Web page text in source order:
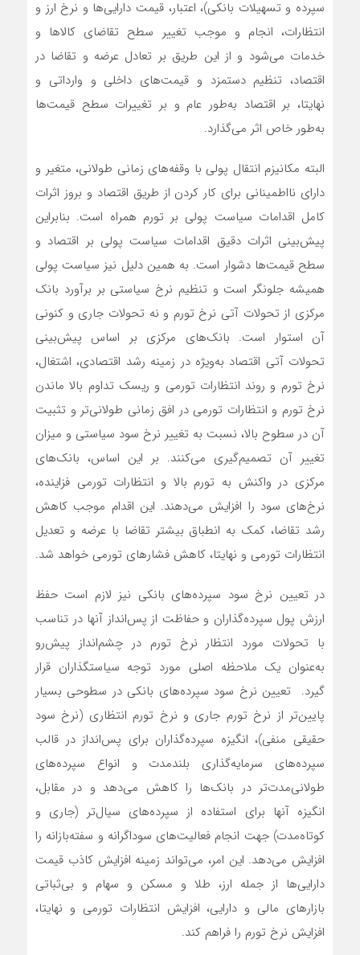
سپرده و تسهیلات بانکی)، اعتبار، قیمت دارایی‌ها و نرخ ارز و
انتظارات، انجام و موجب تغییر سطح تقاضای کالاها و
خدمات می‌شود و از این طریق بر تعادل عرضه و تقاضا در
اقتصاد، تنظیم دستمزد و قیمت‌های داخلی و وارداتی و
نهایتا، بر اقتصاد به‌طور عام و بر تغییرات سطح قیمت‌ها
به‌طور خاص اثر می‌گذارد.
البته مکانیزم انتقال پولی با وقفه‌های زمانی طولانی، متغیر و
دارای نااطمینانی برای کار کردن از طریق اقتصاد و بروز اثرات
کامل اقدامات سیاست پولی بر تورم همراه است. بنابراین
پیش‌بینی اثرات دقیق اقدامات سیاست پولی بر اقتصاد و
سطح قیمت‌ها دشوار است. به همین دلیل نیز سیاست پولی
همیشه جلونگر است و تنظیم نرخ سیاستی بر برآورد بانک
مرکزی از تحولات آتی نرخ تورم و نه تحولات جاری و کنونی
آن استوار است. بانک‌های مرکزی بر اساس پیش‌بینی
تحولات آتی اقتصاد به‌ویژه در زمینه رشد اقتصادی، اشتغال،
نرخ تورم و روند انتظارات تورمی و ریسک تداوم بالا ماندن
نرخ تورم و انتظارات تورمی در افق زمانی طولانی‌تر و تثبیت
آن در سطوح بالا، نسبت به تغییر نرخ سود سیاستی و میزان
تغییر آن تصمیم‌گیری می‌کنند. بر این اساس، بانک‌های
مرکزی در واکنش به تورم بالا و انتظارات تورمی فزاینده،
نرخ‌های سود را افزایش می‌دهند. این اقدام موجب کاهش
رشد تقاضا، کمک به انطباق بیشتر تقاضا با عرضه و تعدیل
انتظارات تورمی و نهایتا، کاهش فشارهای تورمی خواهد شد.
در تعیین نرخ سود سپرده‌های بانکی نیز لازم است حفظ
ارزش پول سپرده‌گذاران و حفاظت از پس‌انداز آنها در تناسب
با تحولات مورد انتظار نرخ تورم در چشم‌انداز پیش‌رو
به‌عنوان یک ملاحظه اصلی مورد توجه سیاستگذاران قرار
گیرد. تعیین نرخ سود سپرده‌های بانکی در سطوحی بسیار
پایین‌تر از نرخ تورم جاری و نرخ تورم انتظاری (نرخ سود
حقیقی منفی)، انگیزه سپرده‌گذاران برای پس‌انداز در قالب
سپرده‌های سرمایه‌گذاری بلندمدت و انواع سپرده‌های
طولانی‌مدت‌تر در بانک‌ها را کاهش می‌دهد و در مقابل،
انگیزه آنها برای استفاده از سپرده‌های سیال‌تر (جاری و
کوتاه‌مدت) جهت انجام فعالیت‌های سوداگرانه و سفته‌بازانه را
افزایش می‌دهد. این امر، می‌تواند زمینه افزایش کاذب قیمت‌
دارایی‌ها از جمله ارز، طلا و مسکن و سهام و بی‌ثباتی
بازارهای مالی و دارایی، افزایش انتظارات تورمی و نهایتا،
افزایش نرخ تورم را فراهم کند.